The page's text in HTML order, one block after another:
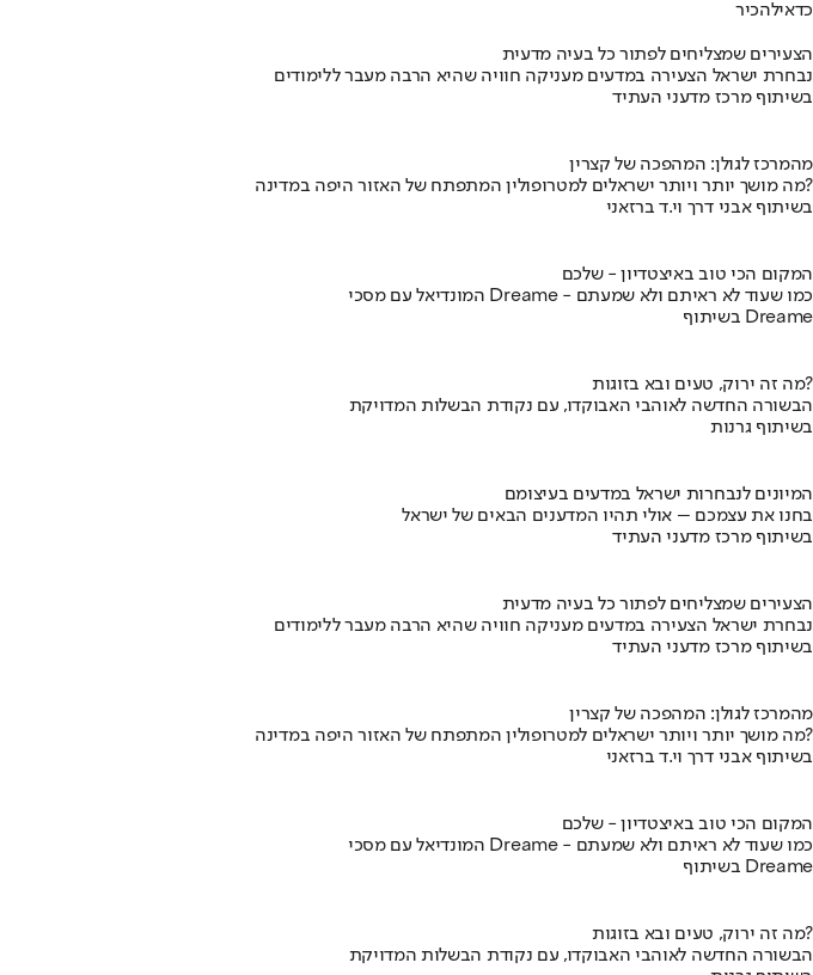
כדאילהכיר
הצעירים שמצליחים לפתור כל בעיה מדעית
נבחרת ישראל הצעירה במדעים מעניקה חוויה שהיא הרבה מעבר ללימודים
בשיתוף מרכז מדעני העתיד
מהמרכז לגולן: המהפכה של קצרין
מה מושך יותר ויותר ישראלים למטרופולין המתפתח של האזור היפה במדינה?
בשיתוף אבני דרך וי.ד ברזאני
המקום הכי טוב באיצטדיון - שלכם
המונדיאל עם מסכי Dreame - כמו שעוד לא ראיתם ולא שמעתם
בשיתוף Dreame
מה זה ירוק, טעים ובא בזוגות?
הבשורה החדשה לאוהבי האבוקדו, עם נקודת הבשלות המדויקת
בשיתוף גרנות
המיונים לנבחרות ישראל במדעים בעיצומם
בחנו את עצמכם – אולי תהיו המדענים הבאים של ישראל
בשיתוף מרכז מדעני העתיד
הצעירים שמצליחים לפתור כל בעיה מדעית
נבחרת ישראל הצעירה במדעים מעניקה חוויה שהיא הרבה מעבר ללימודים
בשיתוף מרכז מדעני העתיד
מהמרכז לגולן: המהפכה של קצרין
מה מושך יותר ויותר ישראלים למטרופולין המתפתח של האזור היפה במדינה?
בשיתוף אבני דרך וי.ד ברזאני
המקום הכי טוב באיצטדיון - שלכם
המונדיאל עם מסכי Dreame - כמו שעוד לא ראיתם ולא שמעתם
בשיתוף Dreame
מה זה ירוק, טעים ובא בזוגות?
הבשורה החדשה לאוהבי האבוקדו, עם נקודת הבשלות המדויקת